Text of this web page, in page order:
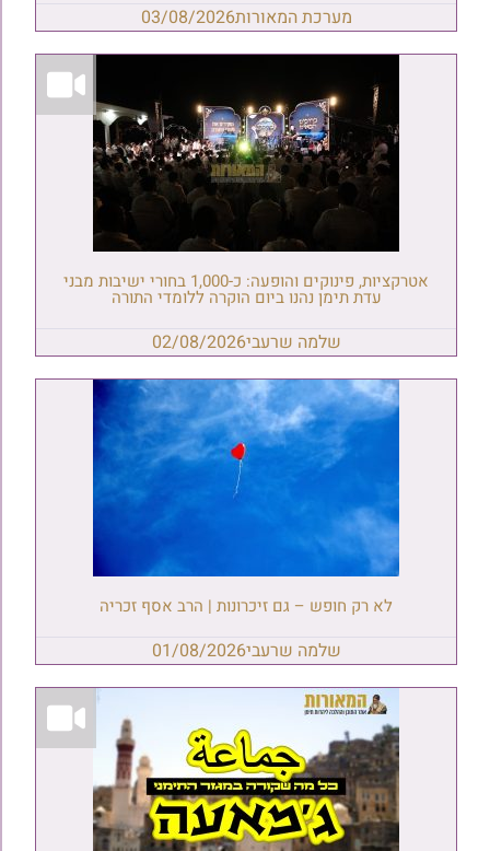
מערכת המאורות03/08/2026
אטרקציות, פינוקים והופעה: כ-1,000 בחורי ישיבות מבני
עדת תימן נהנו ביום הוקרה ללומדי התורה
שלמה שרעבי02/08/2026
לא רק חופש – גם זיכרונות | הרב אסף זכריה
שלמה שרעבי01/08/2026